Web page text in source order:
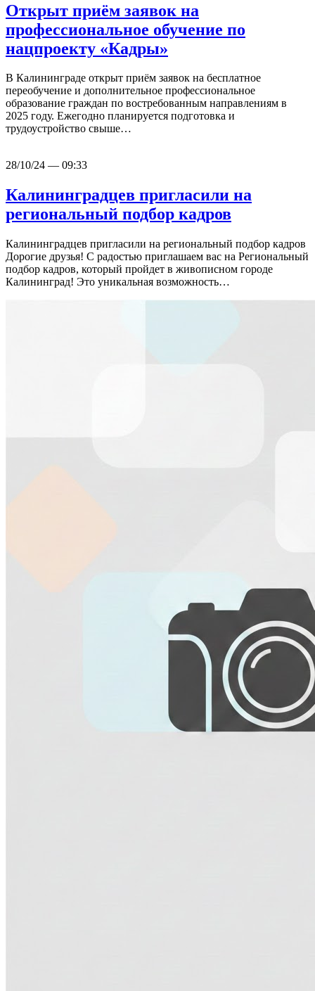
Открыт приём заявок на
профессиональное обучение по
нацпроекту «Кадры»
В Калининграде открыт приём заявок на бесплатное
переобучение и дополнительное профессиональное
образование граждан по востребованным направлениям в
2025 году. Ежегодно планируется подготовка и
трудоустройство свыше…
28/10/24 — 09:33
Калининградцев пригласили на
региональный подбор кадров
Калининградцев пригласили на региональный подбор кадров
Дорогие друзья! С радостью приглашаем вас на Региональный
подбор кадров, который пройдет в живописном городе
Калининград! Это уникальная возможность…